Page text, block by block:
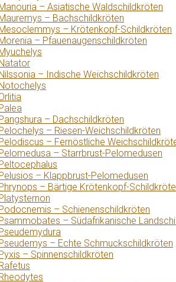
– Asiatische Waldschildkröten
– Bachschildkröten
– Krötenkopf-Schildkröten
– Pfauenaugenschildkröten
– Indische Weichschildkröten
– Dachschildkröten
– Riesen-Weichschildkröten
– Fernöstliche
– Starrbrust-Pelomedusen
– Klappbrust-Pelomedusen
– Bärtige Krötenkopf-
– Schienenschildkröten
– Südafrikanische
– Echte Schmuckschildkröten
– Spinnenschildkröten